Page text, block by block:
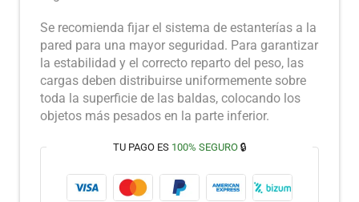
Se recomienda fijar el sistema de estanterías a la
pared para una mayor seguridad. Para garantizar
la estabilidad y el correcto reparto del peso, las
cargas deben distribuirse uniformemente sobre
toda la superficie de las baldas, colocando los
objetos más pesados en la parte inferior.
TU PAGO ES 100% SEGURO🔒